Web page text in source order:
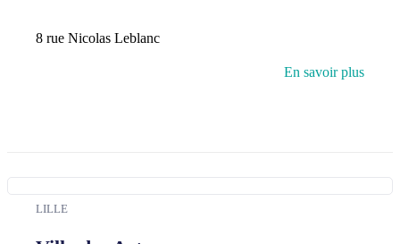
8 rue Nicolas Leblanc
En savoir plus
LILLE